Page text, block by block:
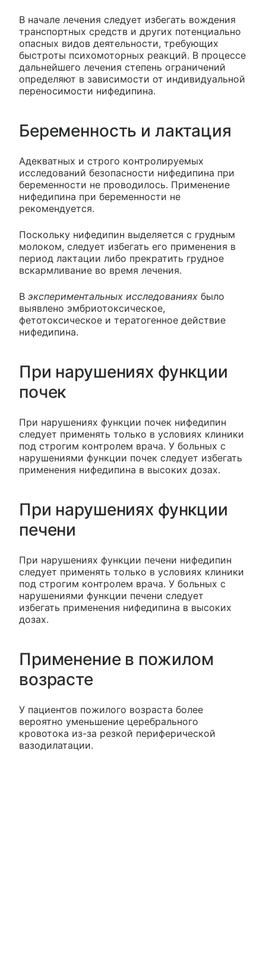
В начале лечения следует избегать вождения
транспортных средств и других потенциально
опасных видов деятельности, требующих
быстроты психомоторных реакций. В процессе
дальнейшего лечения степень ограничений
определяют в зависимости от индивидуальной
переносимости нифедипина.
Беременность и лактация
Адекватных и строго контролируемых
исследований безопасности нифедипина при
беременности не проводилось. Применение
нифедипина при беременности не
рекомендуется.
Поскольку нифедипин выделяется с грудным
молоком, следует избегать его применения в
период лактации либо прекратить грудное
вскармливание во время лечения.
В экспериментальных исследованиях было
выявлено эмбриотоксическое,
фетотоксическое и тератогенное действие
нифедипина.
При нарушениях функции
почек
При нарушениях функции почек нифедипин
следует применять только в условиях клиники
под строгим контролем врача. У больных с
нарушениями функции почек следует избегать
применения нифедипина в высоких дозах.
При нарушениях функции
печени
При нарушениях функции печени нифедипин
следует применять только в условиях клиники
под строгим контролем врача. У больных с
нарушениями функции печени следует
избегать применения нифедипина в высоких
дозах.
Применение в пожилом
возрасте
У пациентов пожилого возраста более
вероятно уменьшение церебрального
кровотока из-за резкой периферической
вазодилатации.